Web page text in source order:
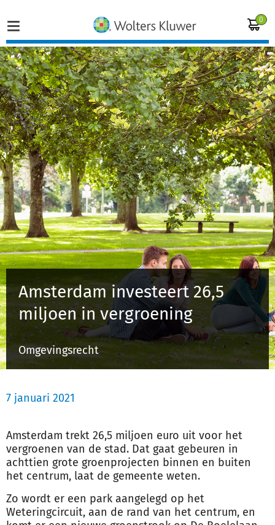
0
Home
Vakgebieden
Actueel
Producten
Opleidingen
Juridisch advies
Inloggen op de kennisbank
Inloggen
Registreren
Amsterdam investeert 26,5
miljoen in vergroening
Omgevingsrecht
7 januari 2021
Amsterdam trekt 26,5 miljoen euro uit voor het
vergroenen van de stad. Dat gaat gebeuren in
achttien grote groenprojecten binnen en buiten
het centrum, laat de gemeente weten.
Zo wordt er een park aangelegd op het
Weteringcircuit, aan de rand van het centrum, en